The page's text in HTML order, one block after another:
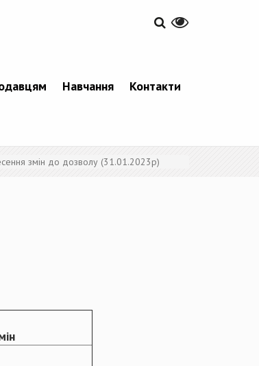
Навчання Контакти
змін до дозволу (31.01.2023р)